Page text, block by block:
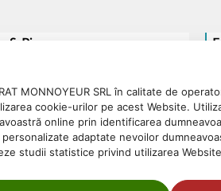
MONNOYEUR SRL în calitate de
cookie-urilor pe acest Website.
online prin identificarea
adaptate nevoilor
studii statistice privind utilizarea
Piese
piese și motoare